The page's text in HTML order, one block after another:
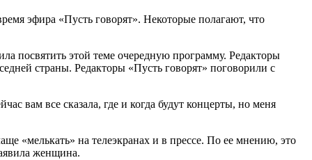
эфира «Пусть говорят». Некоторые полагают, что
посвятить этой теме очередную программу. Редакторы
страны. Редакторы «Пусть говорят» поговорили с
вам все сказала, где и когда будут концерты, но меня
«мелькать» на телеэкранах и в прессе. По ее мнению, это
женщина.